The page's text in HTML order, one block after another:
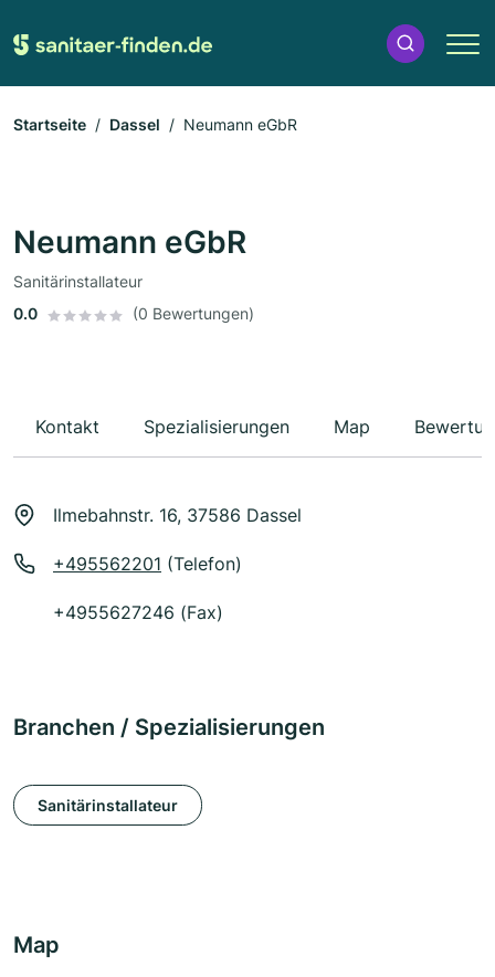
Startseite Dassel Neumann eGbR
Neumann eGbR
Sanitärinstallateur
0.0
(0 Bewertungen)
Kontakt Spezialisierungen Map
Ilmebahnstr. 16, 37586 Dassel
+495562201 (Telefon)
+4955627246 (Fax)
Branchen / Spezialisierungen
Sanitärinstallateur
Map